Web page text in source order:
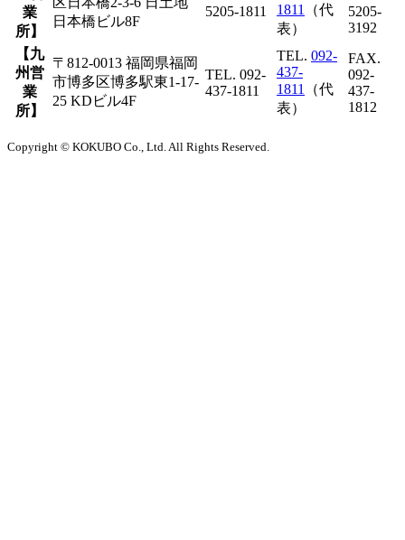
業
所】
日本橋ビル8F
5205-1811
1811 （代
表）
5205-
3192
【九
州営
業
所】
〒812-0013 福岡県福岡
市博多区博多駅東1-17-
25 KDビル4F
TEL. 092-
437-1811
TEL. 092-
437-
1811 （代
表）
FAX.
092-
437-
1812
Copyright © KOKUBO Co., Ltd. All Rights Reserved.